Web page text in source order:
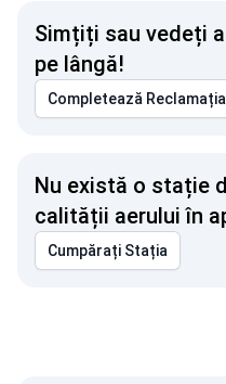
Simțiți sau vedeți
pe lângă!
Completează Reclamația
Nu există o stație
calității aerului în
Cumpărați Stația